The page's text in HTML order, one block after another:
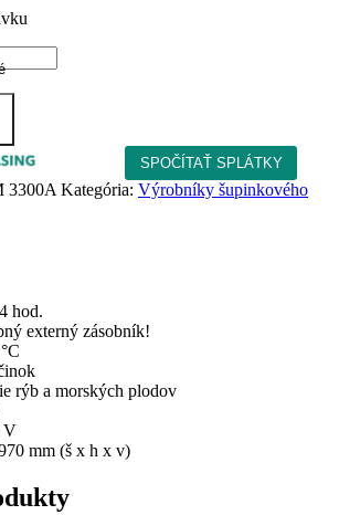
3300A Kategória: Výrobníky šupinkového
hod.
externý zásobník!
rýb a morských plodov
V
mm (š x h x v)